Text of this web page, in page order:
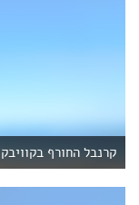
קרנבל החורף בקוויבק